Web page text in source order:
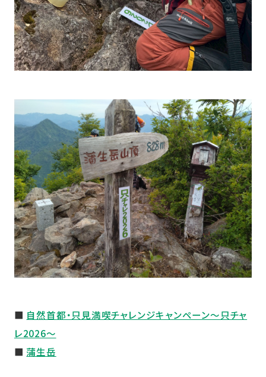
■ 自然首都・只見満喫チャレンジキャンペーン～只チャ
レ2026～
■ 蒲生岳